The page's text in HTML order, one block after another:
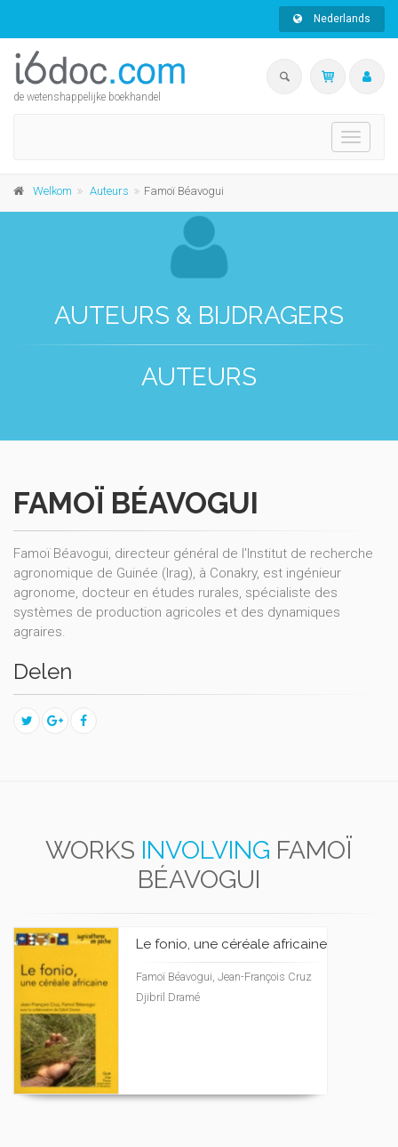
Nederlands
de wetenshappelijke boekhandel
Toggle
Welkom Auteurs Famoï Béavogui
AUTEURS & BIJDRAGERS
AUTEURS
FAMOÏ BÉAVOGUI
Famoï Béavogui, directeur général de l'Institut de recherche
agronomique de Guinée (Irag), à Conakry, est ingénieur
agronome, docteur en études rurales, spécialiste des
systèmes de production agricoles et des dynamiques
agraires.
Delen
WORKS INVOLVING FAMOÏ
BÉAVOGUI
Le fonio, une céréale africaine
Famoï Béavogui, Jean-François Cruz
Djibril Dramé